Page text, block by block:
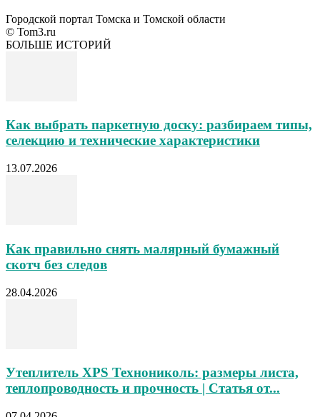
Городской портал Томска и Томской области
© Tom3.ru
БОЛЬШЕ ИСТОРИЙ
Как выбрать паркетную доску: разбираем типы,
селекцию и технические характеристики
13.07.2026
Как правильно снять малярный бумажный
скотч без следов
28.04.2026
Утеплитель XPS Технониколь: размеры листа,
теплопроводность и прочность | Статья от...